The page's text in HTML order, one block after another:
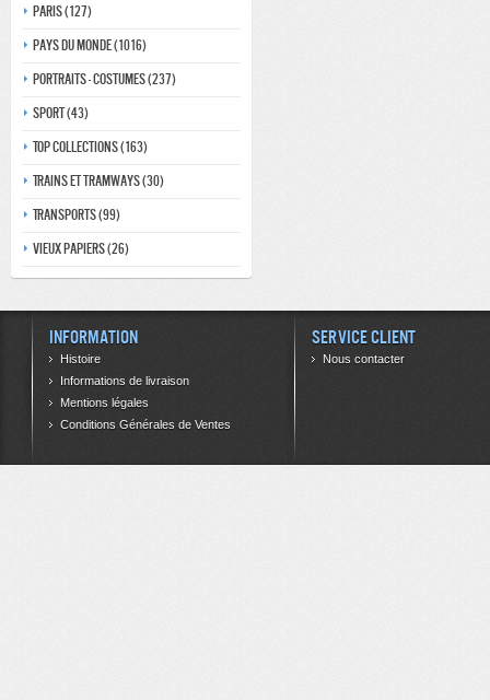
Paris (127)
Pays du monde (1016)
Portraits - costumes (237)
Sport (43)
Top collections (163)
Trains et tramways (30)
Transports (99)
Vieux papiers (26)
Information
Histoire
Informations de livraison
Mentions légales
Conditions Générales de Ventes
Service client
Nous contacter